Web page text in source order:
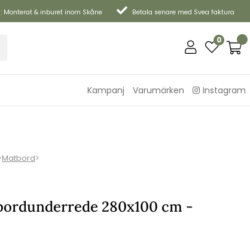
Monterat & inburet inom Skåne Betala senare med Svea faktura
0
Kampanj Varumärken Instagram
Matbord>
280x100 cm -